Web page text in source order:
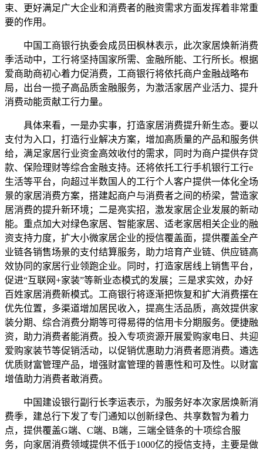
束、更好满足广大企业和消费者的融资需求方面发挥着非常重
要的作用。
中国工商银行执委会成员田枫林表示，此次家居焕新消费
季活动中，工行将坚持国家所需、金融所能、工行所长。根据
爱商助商初心着力促消费，工商银行将依托商户金融战略布
局，出台一揽子高品质金融服务，为激活家居产业活力、提升
消费动能贡献工行力量。
具体来看，一是办实事，打造家居消费提升新生态。要以
支付为入口，打造行业解决方案，增加高质量的产品和服务供
给，满足家居行业资金高效收付的需求，同时为商户提供存贷
款、保险理财等综合金融支持。还将依托工行手机银行工行e
生活等平台，向超过半数国人的工行个人客户提供一体化全场
景的家居消费方案，搭建起商户与消费者之间的桥梁，营造家
居消费的提升新环境；二是亮实招，激发家居企业发展的新动
能。重点加大对绿色家居、智能家居、适老家居相关企业的融
资支持力度，扩大小微家居企业的授信覆盖面，提供覆盖全产
业链各销售场景的支付结算服务，助力培育产业链、供应链高
效协同的家居行业领跑企业。同时，打造家居线上销售平台，
促进“互联网+家装”等新业态模式的发展；三是求实效，办好
百姓家居消费新模式。工商银行将逐渐把恢复和扩大消费摆在
优先位置，多渠道增加居民收入，提高生活品质，高效提供家
装分期、综合消费分期等可得易得的信用卡分期服务。便捷融
资，助力消费者能消费。投入专项资源开展爱购家电日、共迎
爱购家装节等促销活动，以促销优惠助力消费者愿消费。遴选
优质财富管理产品，增强财富管理的普惠性和可及性。以财富
增值助力消费者敢消费。
中国建设银行副行长李运表示，为服务好本次家居焕新消
费季，建总行下发了专门通知以创新绿色、共享数智为着力
点，提供覆盖G端、C端、B端，三端全链条的十项综合服
务，向家居消费领域提供不低于1000亿的授信支持，主要是做